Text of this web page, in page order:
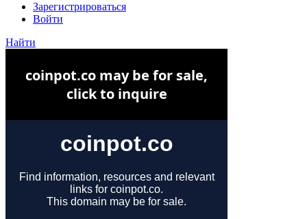
Зарегистрироваться
Войти
Найти